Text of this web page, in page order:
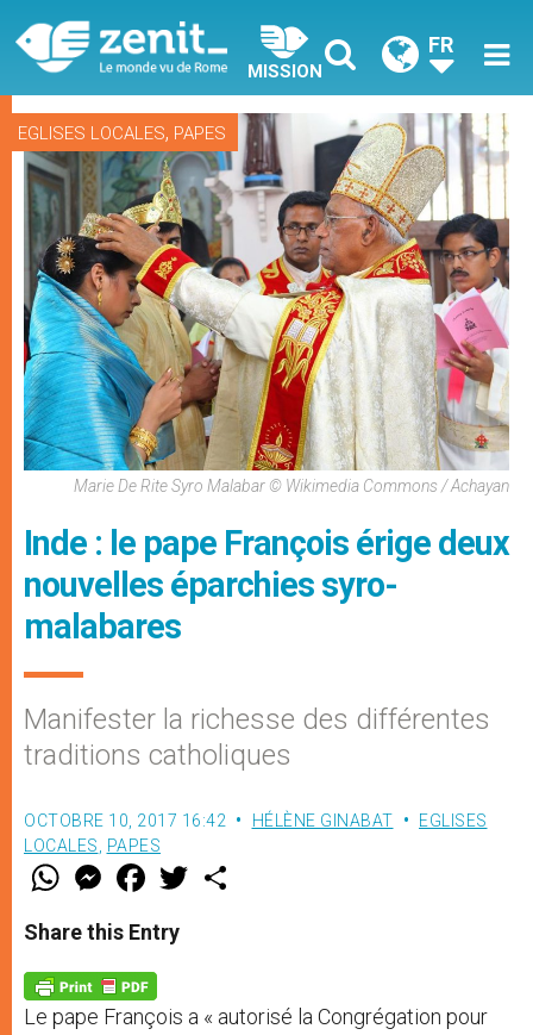
MISSION
FR
EGLISES LOCALES, PAPES
Marie De Rite Syro Malabar © Wikimedia Commons / Achayan
Inde : le pape François érige deux
nouvelles éparchies syro-
malabares
Manifester la richesse des différentes
traditions catholiques
OCTOBRE 10, 2017 16:42 HÉLÈNE GINABAT
EGLISES
LOCALES
PAPES
W
t
s
p
p
M
e
s
e
g
e
r
F
a
e
b
o
k
w
Share this Entry
Le pape François a « autorisé la Congrégation pour